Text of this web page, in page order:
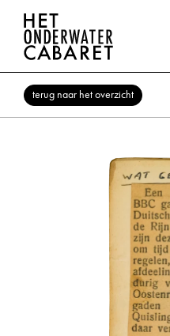
terug naar het overzicht